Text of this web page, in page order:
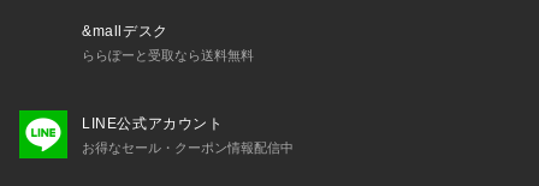
&mallデスク
ららぽーと受取なら送料無料
LINE公式アカウント
お得なセール・クーポン情報配信中